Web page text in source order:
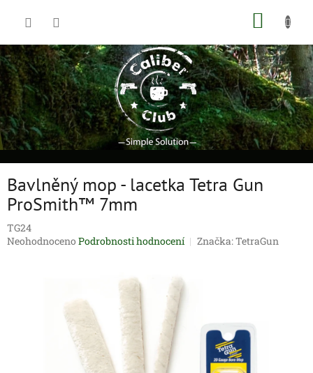
Bavlněný mop - lacetka Tetra Gun
ProSmith™ 7mm
TG24
Průměrné
Neohodnoceno Podrobnosti hodnocení Značka:TetraGun